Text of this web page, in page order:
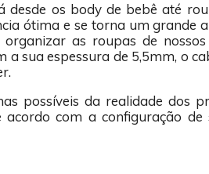
os body de bebê até
ótima e se torna um grande
as roupas de nossos
sua espessura de 5,5mm, o
possíveis da realidade dos
com a configuração